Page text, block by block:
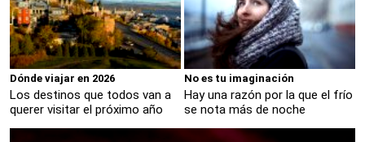
Dónde viajar en 2026
Los destinos que todos van a
querer visitar el próximo año
No es tu imaginación
Hay una razón por la que el frío
se nota más de noche